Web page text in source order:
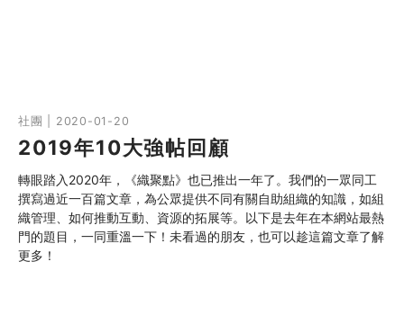
社團 | 2020-01-20
2019年10大強帖回顧
轉眼踏入2020年，《織聚點》也已推出一年了。我們的一眾同工
撰寫過近一百篇文章，為公眾提供不同有關自助組織的知識，如組
織管理、如何推動互動、資源的拓展等。以下是去年在本網站最熱
門的題目，一同重溫一下！未看過的朋友，也可以趁這篇文章了解
更多！